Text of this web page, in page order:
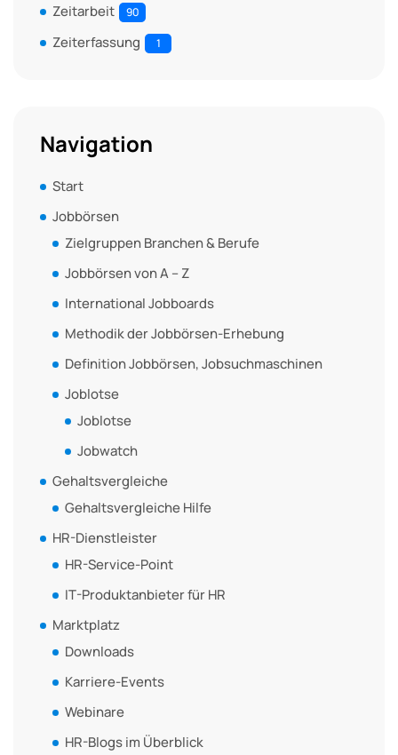
Zeitarbeit 90
Zeiterfassung 1
Navigation
Start
Jobbörsen
Zielgruppen Branchen & Berufe
Jobbörsen von A – Z
International Jobboards
Methodik der Jobbörsen-Erhebung
Definition Jobbörsen, Jobsuchmaschinen
Joblotse
Joblotse
Jobwatch
Gehaltsvergleiche
Gehaltsvergleiche Hilfe
HR-Dienstleister
HR-Service-Point
IT-Produktanbieter für HR
Marktplatz
Downloads
Karriere-Events
Webinare
HR-Blogs im Überblick